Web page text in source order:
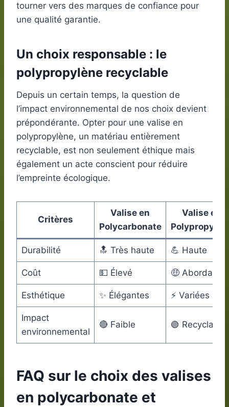
tourner vers des marques de confiance pour
une qualité garantie.
Un choix responsable : le
polypropylène recyclable
Depuis un certain temps, la question de
l’impact environnemental de nos choix devient
prépondérante. Opter pour une valise en
polypropylène, un matériau entièrement
recyclable, est non seulement éthique mais
également un acte conscient pour réduire
l’empreinte écologique.
Critères
Valise en
Polycarbonate
Valise en
Durabilité 🔝 Très haute 💪 Haute
Coût 💵 Élevé 🤑 Abordable
Esthétique ✨ Élégantes ⚡ Variées
Impact
environnemental
🔴 Faible 🟢 Recyclable
FAQ sur le choix des valises
en polycarbonate et